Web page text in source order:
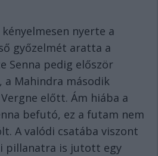
nyerte a
győzelmét aratta a
Senna pedig először
Mahindra második
előtt. Ám hiába a
befutó, ez a futam nem
A valódi csatába viszont
pillanatra is jutott egy